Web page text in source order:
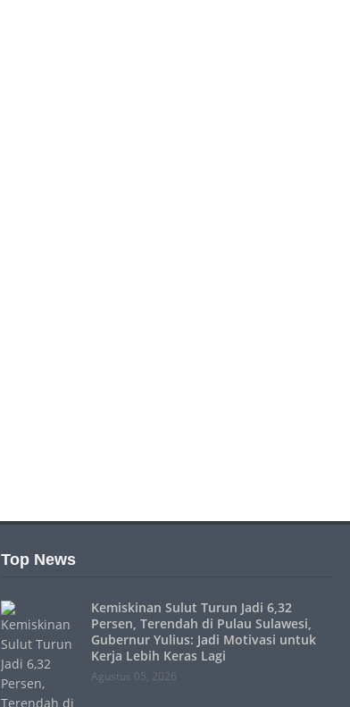
Top News
Kemiskinan Sulut Turun Jadi 6,32
Persen, Terendah di Pulau Sulawesi,
Gubernur Yulius: Jadi Motivasi untuk
Kerja Lebih Keras Lagi
Agustus 05, 2026